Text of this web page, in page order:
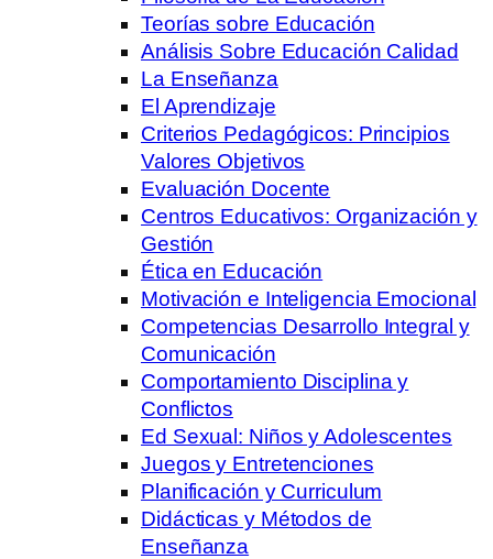
Teorías sobre Educación
Análisis Sobre Educación Calidad
La Enseñanza
El Aprendizaje
Criterios Pedagógicos: Principios
Valores Objetivos
Evaluación Docente
Centros Educativos: Organización y
Gestión
Ética en Educación
Motivación e Inteligencia Emocional
Competencias Desarrollo Integral y
Comunicación
Comportamiento Disciplina y
Conflictos
Ed Sexual: Niños y Adolescentes
Juegos y Entretenciones
Planificación y Curriculum
Didácticas y Métodos de
Enseñanza